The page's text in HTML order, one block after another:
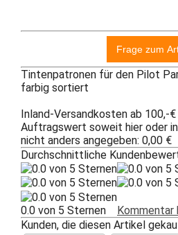
Tintenpatronen für den Pilot
farbig sortiert
Inland-Versandkosten ab 100,-
Auftragswert soweit hier oder
nicht anders angegeben: 0,00 €
Durchschnittliche
0.0 von 5 Sternen Kommentar
Kunden, die diesen Artikel